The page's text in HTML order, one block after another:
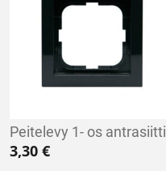
Peitelevy 1- os antrasiitti
3,30 €